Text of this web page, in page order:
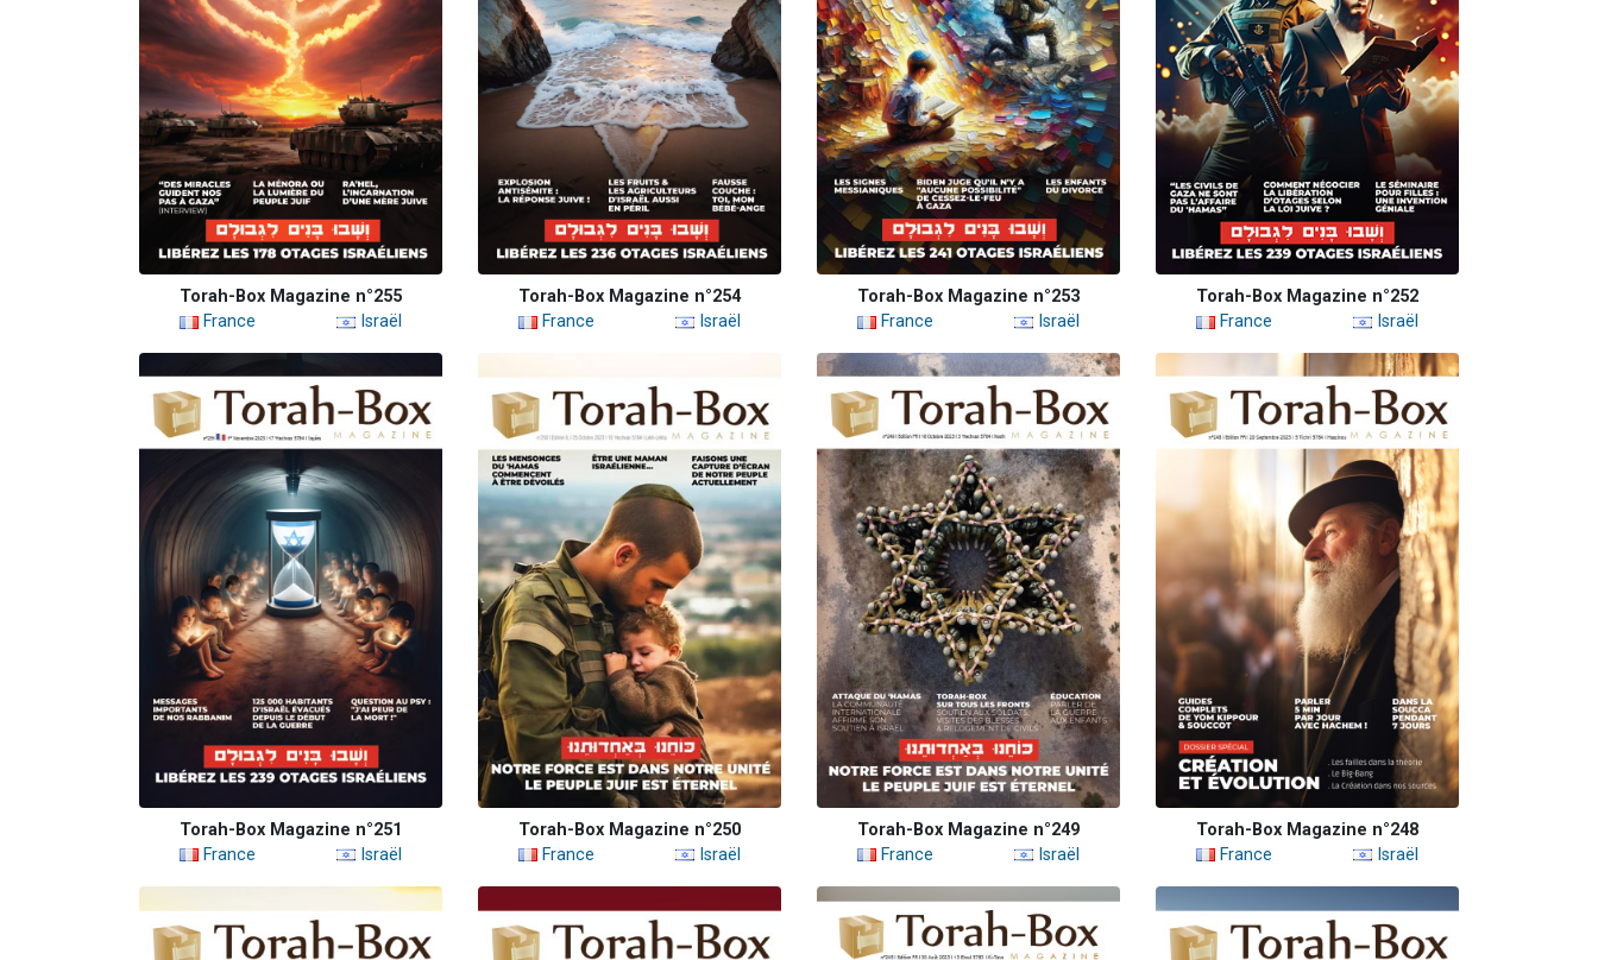
Torah-Box Magazine n°255
France
Israël
Torah-Box Magazine n°254
France
Israël
Torah-Box Magazine n°253
France
Israël
Torah-Box Magazine n°252
France
Israël
Torah-Box Magazine n°251
France
Israël
Torah-Box Magazine n°250
France
Israël
Torah-Box Magazine n°249
France
Israël
Torah-Box Magazine n°248
France
Israël